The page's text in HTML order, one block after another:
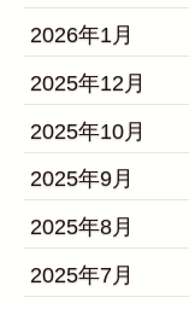
2026年1月
2025年12月
2025年10月
2025年9月
2025年8月
2025年7月